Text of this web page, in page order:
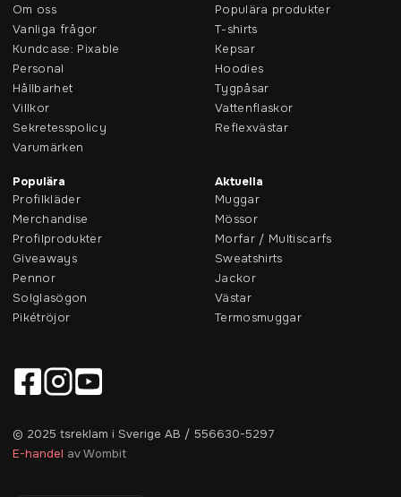
Om oss
Vanliga frågor
Kundcase: Pixable
Personal
Hållbarhet
Villkor
Sekretesspolicy
Varumärken
Populära produkter
T-shirts
Kepsar
Hoodies
Tygpåsar
Vattenflaskor
Reflexvästar
Populära
Profilkläder
Merchandise
Profilprodukter
Giveaways
Pennor
Solglasögon
Pikétröjor
Aktuella
Muggar
Mössor
Morfar / Multiscarfs
Sweatshirts
Jackor
Västar
Termosmuggar
© 2025 tsreklam i Sverige AB / 556630-5297
E-handel av Wombit